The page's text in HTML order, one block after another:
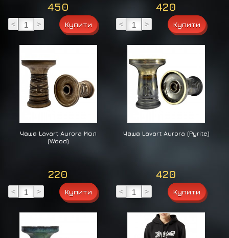
450
< >
420
< >
Чаша Lavart Aurora Мол
(Wood)
220
< >
Чаша Lavart Aurora (Pyrite)
420
< >